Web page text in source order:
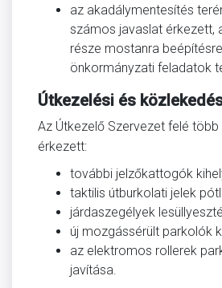
az akadálymentesítés
számos javaslat érkezett,
része mostanra
önkormányzati feladatok
Útkezelési és
Az Útkezelő Szervezet felé
érkezett:
további jelzőkattogók
taktilis útburkolati jelek
járdaszegélyek
új mozgássérült parkolók
az elektromos rollerek
javítása.